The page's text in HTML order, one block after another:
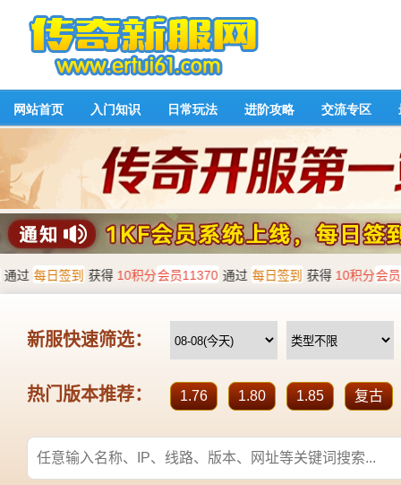
网站首页 入门知识 日常玩法 进阶攻略 交流专区